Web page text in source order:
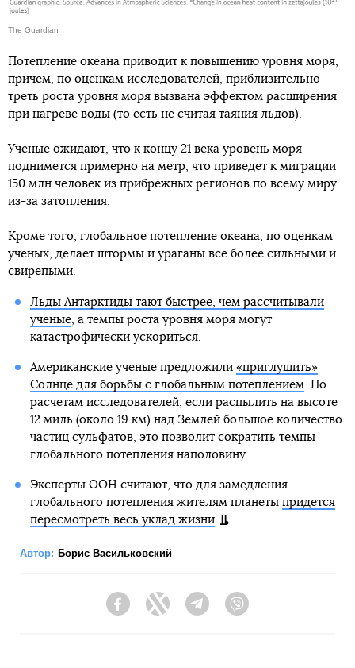
The Guardian
Потепление океана приводит к повышению уровня моря,
причем, по оценкам исследователей, приблизительно
треть роста уровня моря вызвана эффектом расширения
при нагреве воды (то есть не считая таяния льдов).
Ученые ожидают, что к концу 21 века уровень моря
поднимется примерно на метр, что приведет к миграции
150 млн человек из прибрежных регионов по всему миру
из-за затопления.
Кроме того, глобальное потепление океана, по оценкам
ученых, делает штормы и ураганы все более сильными и
свирепыми.
Льды Антарктиды тают быстрее, чем рассчитывали
ученые, а темпы роста уровня моря могут
катастрофически ускориться.
Американские ученые предложили «приглушить»
Солнце для борьбы с глобальным потеплением . По
расчетам исследователей, если распылить на высоте
12 миль (около 19 км) над Землей большое количество
частиц сульфатов, это позволит сократить темпы
глобального потепления наполовину.
Эксперты ООН считают, что для замедления
глобального потепления жителям планеты придется
пересмотреть весь уклад жизни.
Автор: Борис Васильковский
FacebookTwitter Telegram